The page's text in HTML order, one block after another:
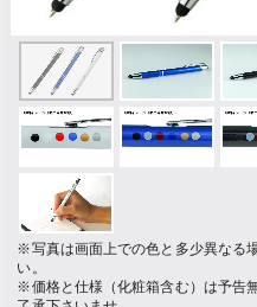
※写真は画面上での色と多少異なる
い。
※価格と仕様（化粧箱含む）は予告